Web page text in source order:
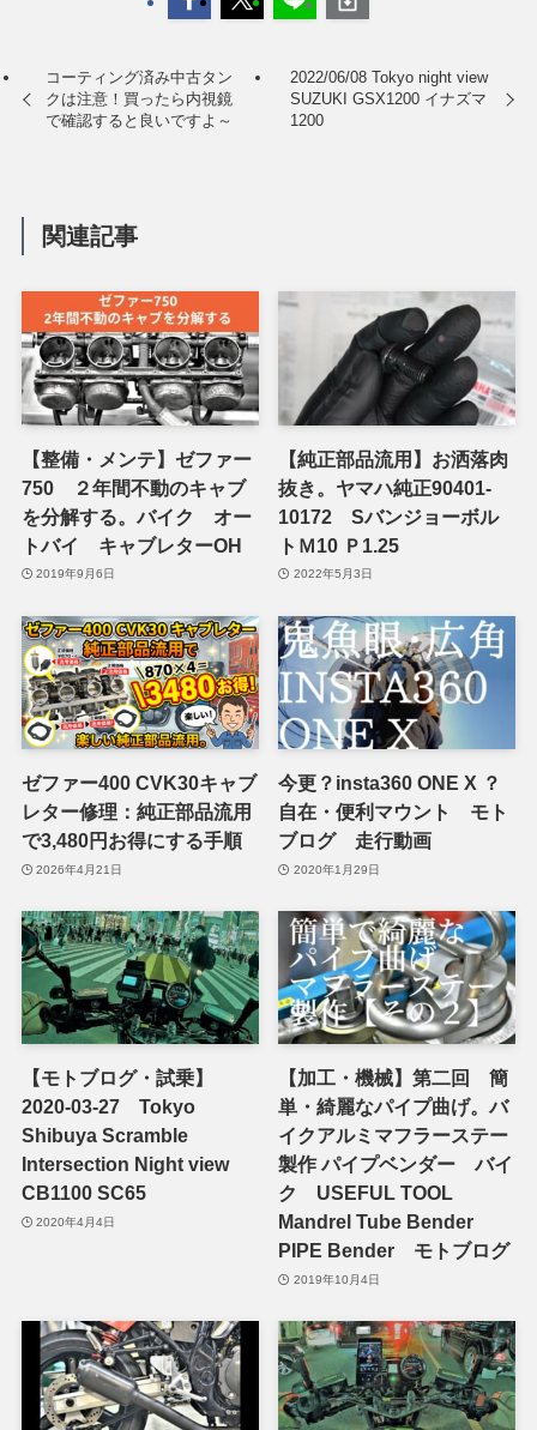
コーティング済み中古タン
クは注意！買ったら内視鏡
で確認すると良いですよ～
2022/06/08 Tokyo night view
SUZUKI GSX1200 イナズマ
1200
関連記事
【整備・メンテ】ゼファー
750 ２年間不動のキャブ
を分解する。バイク オー
トバイ キャブレターOH
2019年9月6日
【純正部品流用】お洒落肉
抜き。ヤマハ純正90401-
10172 Sバンジョーボル
トＭ10 Ｐ1.25
2022年5月3日
ゼファー400 CVK30キャブ
レター修理：純正部品流用
で3,480円お得にする手順
2026年4月21日
今更？insta360 ONE X ？
自在・便利マウント モト
ブログ 走行動画
2020年1月29日
【モトブログ・試乗】
2020-03-27 Tokyo
Shibuya Scramble
Intersection Night view
CB1100 SC65
2020年4月4日
【加工・機械】第二回 簡
単・綺麗なパイプ曲げ。バ
イクアルミマフラーステー
製作 パイプベンダー バイ
ク USEFUL TOOL
Mandrel Tube Bender
PIPE Bender モトブログ
2019年10月4日